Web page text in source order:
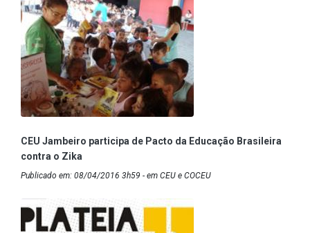
CEU Jambeiro participa de Pacto da Educação Brasileira
contra o Zika
Publicado em: 08/04/2016 3h59 - em CEU e COCEU